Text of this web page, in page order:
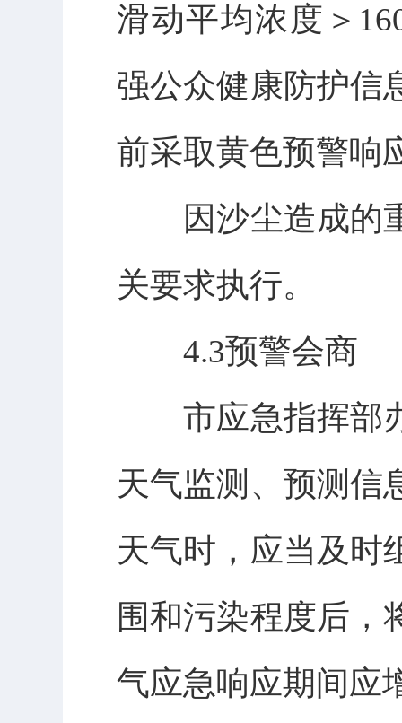
滑动平均浓度＞
强公众健康防护信
前采取黄色预警响
因沙尘造成的重
关要求执行。
4.3预警会商
市应急指挥部办
天气监测、预测信
天气时，应当及时
围和污染程度后，
气应急响应期间应